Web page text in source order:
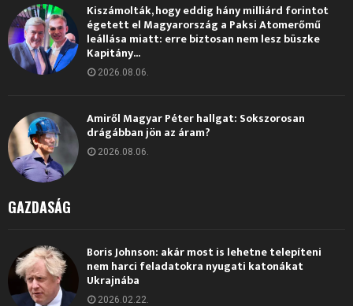
Kiszámolták, hogy eddig hány milliárd forintot
égetett el Magyarország a Paksi Atomerőmű
leállása miatt: erre biztosan nem lesz büszke
Kapitány...
2026.08.06.
Amiről Magyar Péter hallgat: Sokszorosan
drágábban jön az áram?
2026.08.06.
GAZDASÁG
Boris Johnson: akár most is lehetne telepíteni
nem harci feladatokra nyugati katonákat
Ukrajnába
2026.02.22.